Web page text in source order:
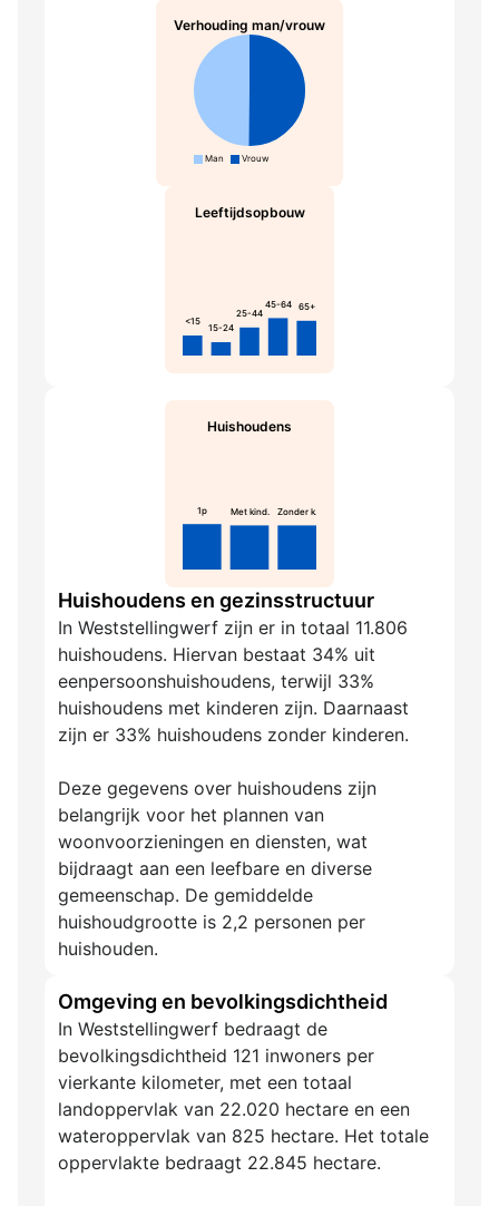
Verhouding man/vrouw
Man Vrouw
Leeftijdsopbouw
<15
15-24
25-44
45-64 65+
Huishoudens
1p Met kind. Zonder k.
Huishoudens en gezinsstructuur
In Weststellingwerf zijn er in totaal 11.806
huishoudens. Hiervan bestaat 34% uit
eenpersoonshuishoudens, terwijl 33%
huishoudens met kinderen zijn. Daarnaast
zijn er 33% huishoudens zonder kinderen.
Deze gegevens over huishoudens zijn
belangrijk voor het plannen van
woonvoorzieningen en diensten, wat
bijdraagt aan een leefbare en diverse
gemeenschap. De gemiddelde
huishoudgrootte is 2,2 personen per
huishouden.
Omgeving en bevolkingsdichtheid
In Weststellingwerf bedraagt de
bevolkingsdichtheid 121 inwoners per
vierkante kilometer, met een totaal
landoppervlak van 22.020 hectare en een
wateroppervlak van 825 hectare. Het totale
oppervlakte bedraagt 22.845 hectare.